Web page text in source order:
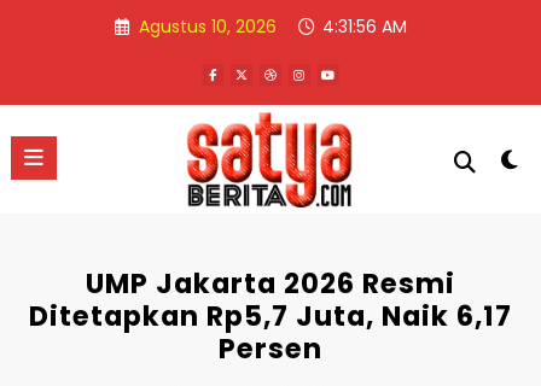
Agustus 10, 2026 4:31:57 AM
UMP Jakarta 2026 Resmi
Ditetapkan Rp5,7 Juta, Naik 6,17
Persen